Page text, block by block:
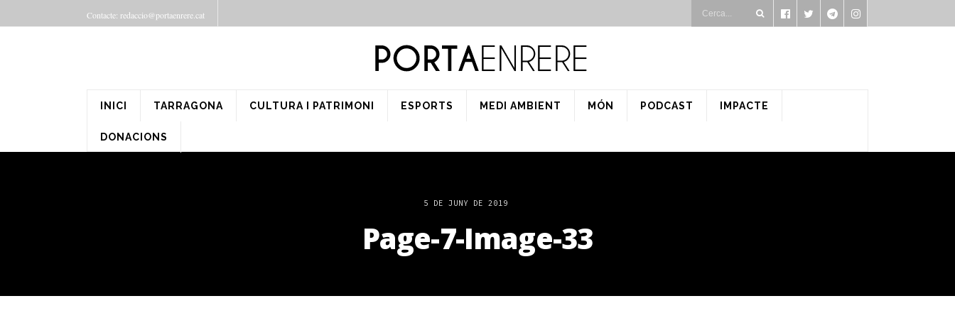
Contacte: redaccio@portaenrere.cat
INICI TARRAGONA CULTURA I PATRIMONI ESPORTS MEDI AMBIENT MÓN PODCAST IMPACTE
DONACIONS
5 DE JUNY DE 2019
Page-7-Image-33